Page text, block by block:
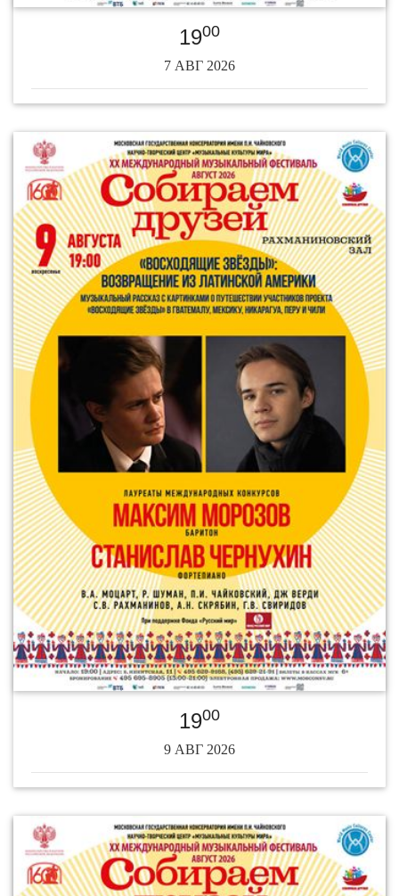
1900
7 АВГ 2026
1900
9 АВГ 2026